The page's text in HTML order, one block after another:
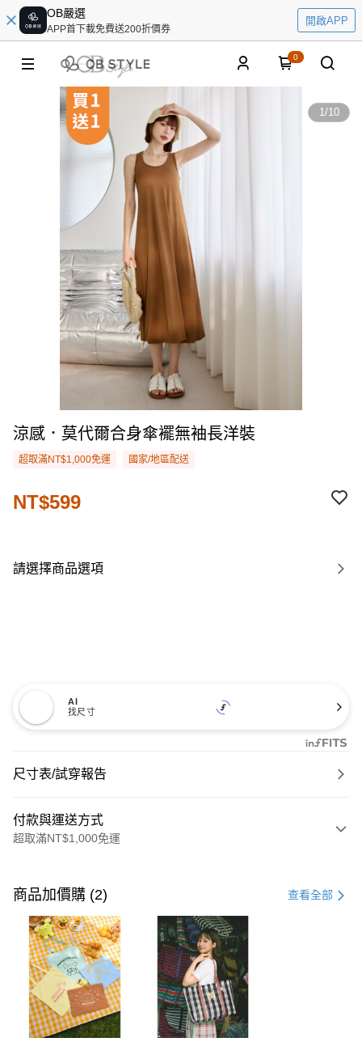
OB嚴選
APP首下載免費送200折價券
開啟APP
0
1/10
涼感．莫代爾合身傘襬無袖長洋裝
超取滿NT$1,000免運 國家/地區配送
NT$599
請選擇商品選項
AI
找尺寸
尺寸表/試穿報告
付款與運送方式
超取滿NT$1,000免運
信用卡一次付款
購物金
超商取貨付款
LINE Pay
街口支付
商品加價購 (2) 查看全部